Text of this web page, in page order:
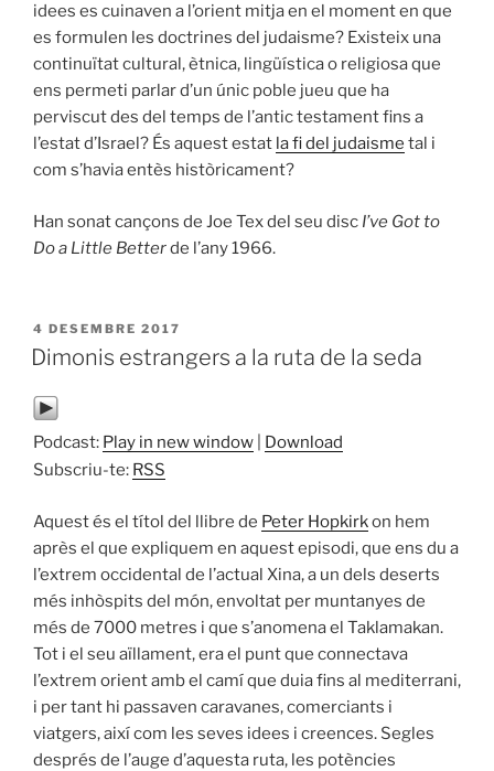
idees es cuinaven a l’orient mitja en el moment en que
es formulen les doctrines del judaisme? Existeix una
continuïtat cultural, ètnica, lingüística o religiosa que
ens permeti parlar d’un únic poble jueu que ha
perviscut des del temps de l’antic testament fins a
l’estat d’Israel? És aquest estat la fi del judaisme tal i
com s’havia entès històricament?
Han sonat cançons de Joe Tex del seu disc I’ve Got to
Do a Little Betterde l’any 1966.
PUBLICAT
A
4 DESEMBRE 2017
Dimonis estrangers a la ruta de la seda
Podcast: Play in new window
Download
Subscriu-te: RSS
Aquest és el títol del llibre de Peter Hopkirkon hem
après el que expliquem en aquest episodi, que ens du a
l’extrem occidental de l’actual Xina, a un dels deserts
més inhòspits del món, envoltat per muntanyes de
més de 7000 metres i que s’anomena el Taklamakan.
Tot i el seu aïllament, era el punt que connectava
l’extrem orient amb el camí que duia fins al mediterrani,
i per tant hi passaven caravanes, comerciants i
viatgers, així com les seves idees i creences. Segles
després de l’auge d’aquesta ruta, les potències